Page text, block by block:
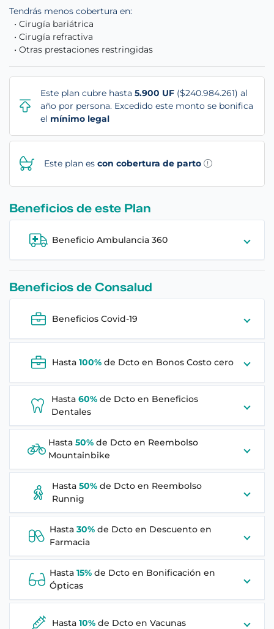
Tendrás menos cobertura en:
• Cirugía bariátrica
• Cirugía refractiva
• Otras prestaciones restringidas
Este plan cubre hasta 5.900 UF ($240.984.261) al
año por persona. Excedido este monto se bonifica
el mínimo legal
Este plan es con cobertura de parto
Beneficios de este Plan
Beneficio Ambulancia 360
Beneficios de Consalud
Beneficios Covid-19
Hasta 100% de Dcto en Bonos Costo cero
Hasta 60%de Dcto en Beneficios
Dentales
Hasta50% de Dcto en Reembolso
Mountainbike
Hasta 50%de Dcto en Reembolso
Runnig
Hasta 30%de Dcto en Descuento en
Farmacia
Hasta15% de Dcto en Bonificación en
Ópticas
Hasta 10% de Dcto en Vacunas